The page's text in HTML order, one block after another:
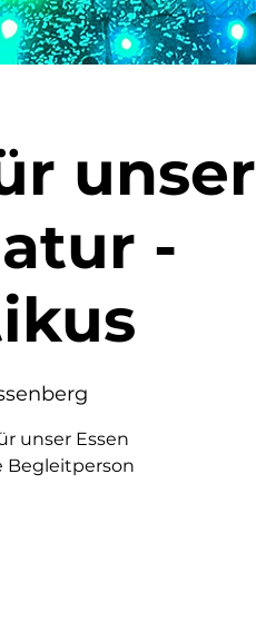
unser
-
unser Essen
Begleitperson